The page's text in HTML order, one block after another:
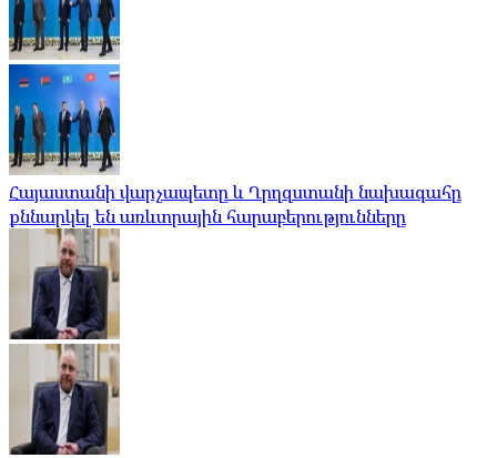
Հայաստանի վարչապետը և Ղրղզստանի նախագահը
քննարկել են առևտրային հարաբերությունները